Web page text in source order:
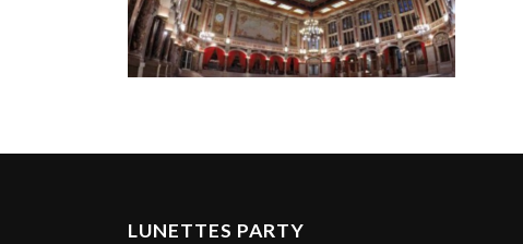
LUNETTES PARTY